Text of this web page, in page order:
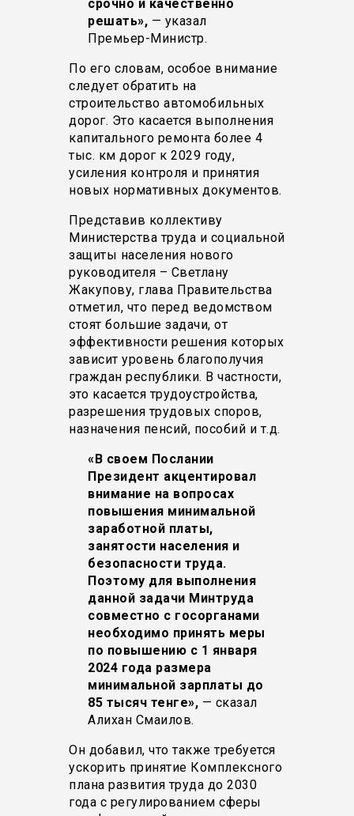
срочно и качественно
решать», — указал
Премьер-Министр.
По его словам, особое внимание
следует обратить на
строительство автомобильных
дорог. Это касается выполнения
капитального ремонта более 4
тыс. км дорог к 2029 году,
усиления контроля и принятия
новых нормативных документов.
Представив коллективу
Министерства труда и социальной
защиты населения нового
руководителя – Светлану
Жакупову, глава Правительства
отметил, что перед ведомством
стоят большие задачи, от
эффективности решения которых
зависит уровень благополучия
граждан республики. В частности,
это касается трудоустройства,
разрешения трудовых споров,
назначения пенсий, пособий и т.д.
«В своем Послании
Президент акцентировал
внимание на вопросах
повышения минимальной
заработной платы,
занятости населения и
безопасности труда.
Поэтому для выполнения
данной задачи Минтруда
совместно с госорганами
необходимо принять меры
по повышению с 1 января
2024 года размера
минимальной зарплаты до
85 тысяч тенге», — сказал
Алихан Смаилов.
Он добавил, что также требуется
ускорить принятие Комплексного
плана развития труда до 2030
года с регулированием сферы